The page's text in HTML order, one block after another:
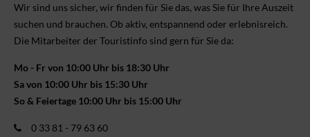
Wir sind uns sicher, wir finden für Sie das, was Sie für Ihre Aus­zeit
suchen und brauchen. Ob aktiv, ent­spannend oder erlebnis­reich.
Die Mitarbeiter der Touristinfo sind gern für Sie da:
Mo - Fr von 10:00 Uhr bis 18:30 Uhr
Sa von 10:00 Uhr bis 15:30 Uhr
So & Feiertage 10:00 Uhr bis 15:00 Uhr
0 33 81 - 79 63 60